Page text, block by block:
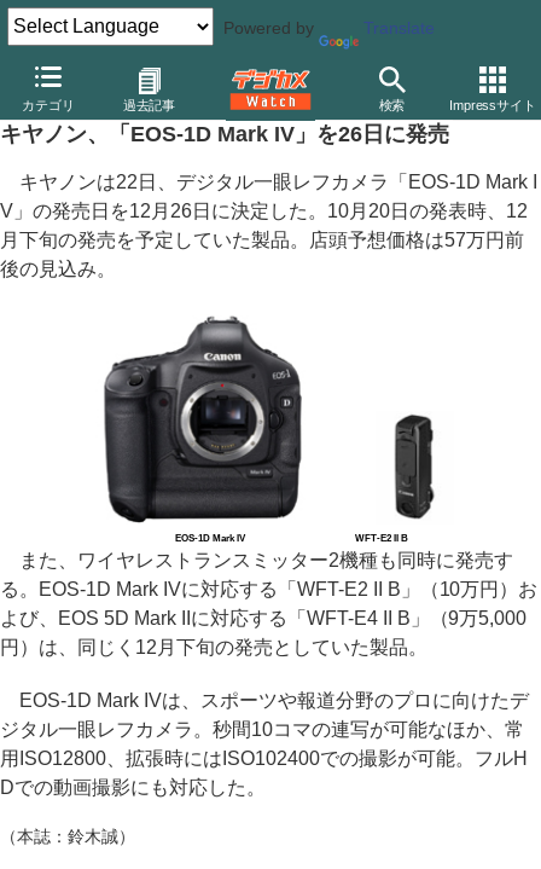
Powered by Translate
カテゴリ 過去記事 検索 Impressサイト
デジカメ Watch カメラ 一眼レフカメラ キヤノン
キヤノン、「EOS-1D Mark IV」を26日に発売
キヤノンは22日、デジタル一眼レフカメラ「EOS-1D Mark I
V」の発売日を12月26日に決定した。10月20日の発表時、12
月下旬の発売を予定していた製品。店頭予想価格は57万円前
後の見込み。
EOS-1D Mark IV WFT-E2 II B
また、ワイヤレストランスミッター2機種も同時に発売す
る。EOS-1D Mark IVに対応する「WFT-E2 II B」（10万円）お
よび、EOS 5D Mark IIに対応する「WFT-E4 II B」（9万5,000
円）は、同じく12月下旬の発売としていた製品。
EOS-1D Mark IVは、スポーツや報道分野のプロに向けたデ
ジタル一眼レフカメラ。秒間10コマの連写が可能なほか、常
用ISO12800、拡張時にはISO102400での撮影が可能。フルH
Dでの動画撮影にも対応した。
（本誌：鈴木誠）